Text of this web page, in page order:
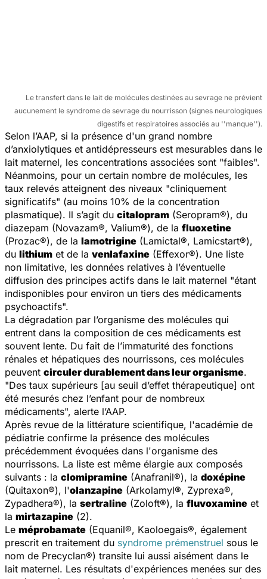
Le transfert dans le lait de molécules destinées au sevrage ne prévient
aucunement le syndrome de sevrage du nourrisson (signes neurologiques
digestifs et respiratoires associés au ''manque'').
Selon l’AAP, si la présence d'un grand nombre
d’anxiolytiques et antidépresseurs est mesurables dans le
lait maternel, les concentrations associées sont "faibles".
Néanmoins, pour un certain nombre de molécules, les
taux relevés atteignent des niveaux "cliniquement
significatifs" (au moins 10% de la concentration
plasmatique). Il s’agit du citalopram (Seropram®), du
diazepam (Novazam®, Valium®), de la fluoxetine
(Prozac®), de la lamotrigine (Lamictal®, Lamicstart®),
du lithium et de la venlafaxine (Effexor®). Une liste
non limitative, les données relatives à l’éventuelle
diffusion des principes actifs dans le lait maternel "étant
indisponibles pour environ un tiers des médicaments
psychoactifs".
La dégradation par l’organisme des molécules qui
entrent dans la composition de ces médicaments est
souvent lente. Du fait de l’immaturité des fonctions
rénales et hépatiques des nourrissons, ces molécules
peuvent circuler durablement dans leur organisme.
"Des taux supérieurs [au seuil d’effet thérapeutique] ont
été mesurés chez l’enfant pour de nombreux
médicaments", alerte l’AAP.
Après revue de la littérature scientifique, l'académie de
pédiatrie confirme la présence des molécules
précédemment évoquées dans l'organisme des
nourrissons. La liste est même élargie aux composés
suivants : la clomipramine (Anafranil®), la doxépine
(Quitaxon®), l'olanzapine (Arkolamyl®, Zyprexa®,
Zypadhera®), la sertraline (Zoloft®), la fluvoxamine et
la mirtazapine (2).
Le méprobamate (Equanil®, Kaoloegais®, également
prescrit en traitement du syndrome prémenstruel sous le
nom de Precyclan®) transite lui aussi aisément dans le
lait maternel. Les résultats d'expériences menées sur des